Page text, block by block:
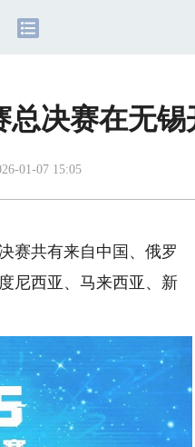
总决赛在无锡
01-07 15:05
赛共有来自中国、俄罗
尼西亚、马来西亚、新